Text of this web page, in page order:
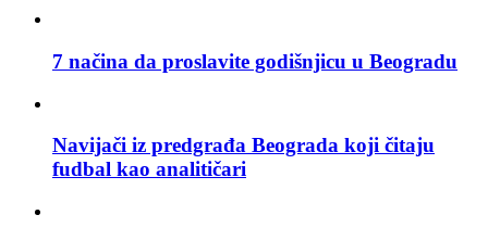
7 načina da proslavite godišnjicu u Beogradu
Navijači iz predgrađa Beograda koji čitaju
fudbal kao analitičari